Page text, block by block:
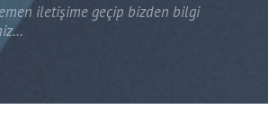
iletişime geçip bizden bilgi